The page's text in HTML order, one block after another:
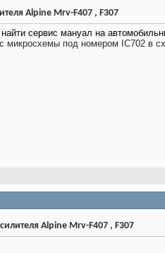
Alpine Mrv-F407 , F307
сервис мануал на
микросхемы под номером IC702 в
Alpine Mrv-F407 , F307